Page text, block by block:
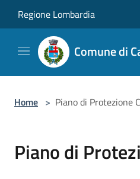
Regione Lombardia
Comune di
Home > Piano di Protezione
Piano di